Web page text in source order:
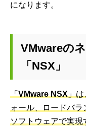
になります。
VMwareの
「NSX」
「 VMware NSX 」
ォール、ロードバラ
ソフトウェアで実